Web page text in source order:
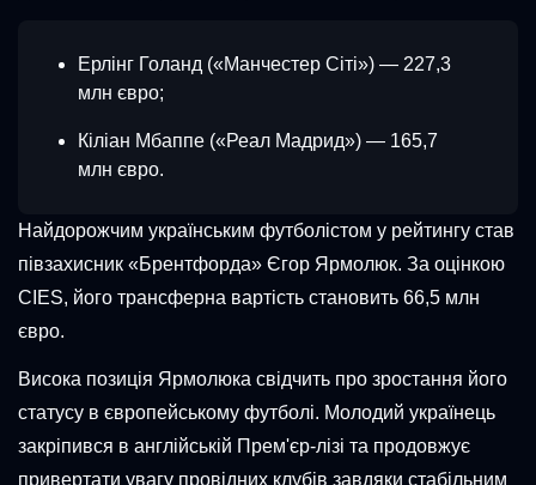
Ерлінг Голанд («Манчестер Сіті») — 227,3
млн євро;
Кіліан Мбаппе («Реал Мадрид») — 165,7
млн євро.
Найдорожчим українським футболістом у рейтингу став
півзахисник «Брентфорда» Єгор Ярмолюк. За оцінкою
CIES, його трансферна вартість становить 66,5 млн
євро.
Висока позиція Ярмолюка свідчить про зростання його
статусу в європейському футболі. Молодий українець
закріпився в англійській Прем'єр-лізі та продовжує
привертати увагу провідних клубів завдяки стабільним